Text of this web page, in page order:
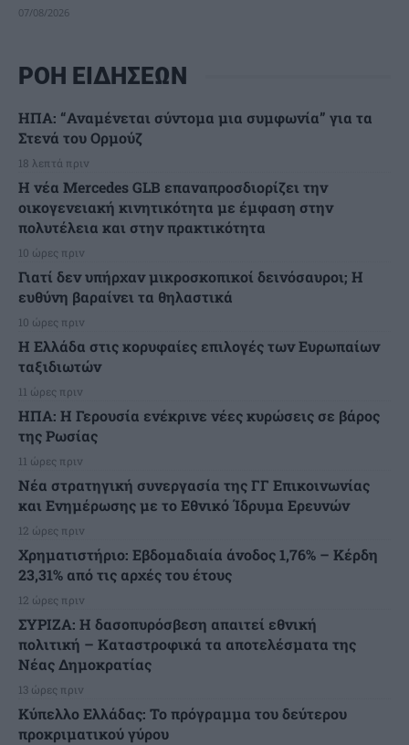
07/08/2026
ΡΟΗ ΕΙΔΗΣΕΩΝ
ΗΠΑ: “Αναμένεται σύντομα μια συμφωνία” για τα
Στενά του Ορμούζ
18 λεπτά πριν
Η νέα Mercedes GLB επαναπροσδιορίζει την
οικογενειακή κινητικότητα με έμφαση στην
πολυτέλεια και στην πρακτικότητα
10 ώρες πριν
Γιατί δεν υπήρχαν μικροσκοπικοί δεινόσαυροι; Η
ευθύνη βαραίνει τα θηλαστικά
10 ώρες πριν
Η Ελλάδα στις κορυφαίες επιλογές των Ευρωπαίων
ταξιδιωτών
11 ώρες πριν
ΗΠΑ: Η Γερουσία ενέκρινε νέες κυρώσεις σε βάρος
της Ρωσίας
11 ώρες πριν
Νέα στρατηγική συνεργασία της ΓΓ Επικοινωνίας
και Ενημέρωσης με το Εθνικό Ίδρυμα Ερευνών
12 ώρες πριν
Χρηματιστήριο: Εβδομαδιαία άνοδος 1,76% – Κέρδη
23,31% από τις αρχές του έτους
12 ώρες πριν
ΣΥΡΙΖΑ: Η δασοπυρόσβεση απαιτεί εθνική
πολιτική – Καταστροφικά τα αποτελέσματα της
Νέας Δημοκρατίας
13 ώρες πριν
Κύπελλο Ελλάδας: Το πρόγραμμα του δεύτερου
προκριματικού γύρου